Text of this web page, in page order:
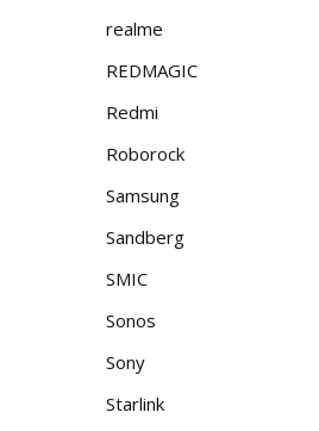
realme
REDMAGIC
Redmi
Roborock
Samsung
Sandberg
SMIC
Sonos
Sony
Starlink